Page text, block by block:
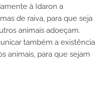
à Idaron a
de raiva, para que seja
animais adoeçam.
também a existência
animais, para que sejam